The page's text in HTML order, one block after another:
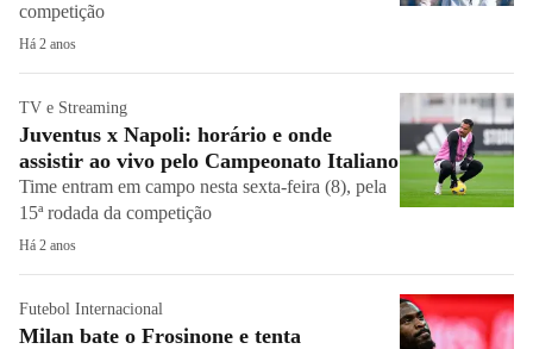
competição
Há 2 anos
TV e Streaming
Juventus x Napoli: horário e onde
assistir ao vivo pelo Campeonato Italiano
Time entram em campo nesta sexta-feira (8), pela
15ª rodada da competição
Há 2 anos
Futebol Internacional
Milan bate o Frosinone e tenta